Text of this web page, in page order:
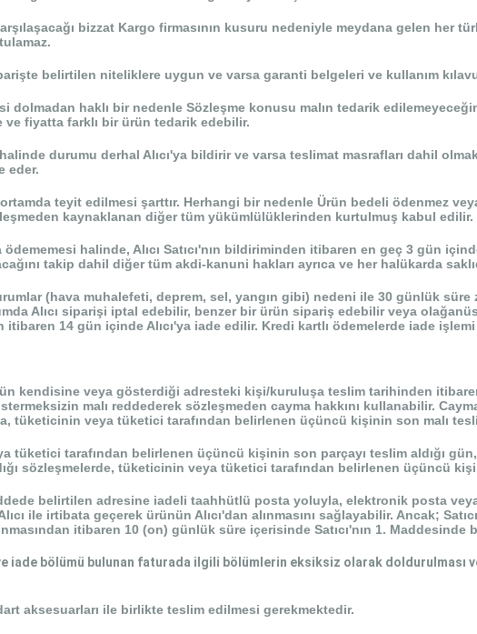
bizzat Kargo firmasının kusuru nedeniyle meydana gelen
belirtilen niteliklere uygun ve varsa garanti belgeleri ve kullanım
haklı bir nedenle Sözleşme konusu malın tedarik
ve fiyatta farklı bir ürün tedarik edebilir.
durumu derhal Alıcı'ya bildirir ve varsa teslimat masrafları dahil
eder.
teyit edilmesi şarttır. Herhangi bir nedenle Ürün bedeli ödenmez
kaynaklanan diğer tüm yükümlülüklerinden kurtulmuş kabul edilir.
halinde, Alıcı Satıcı'nın bildiriminden itibaren en geç 3 gün
takip dahil diğer tüm akdi-kanuni hakları ayrıca ve her halükarda
(hava muhalefeti, deprem, sel, yangın gibi) nedeni ile 30 günlük
Alıcı siparişi iptal edebilir, benzer bir ürün sipariş edebilir veya
14 gün içinde Alıcı'ya iade edilir. Kredi kartlı ödemelerde iade işlemi
kendisine veya gösterdiği adresteki kişi/kuruluşa teslim tarihinden
malı reddederek sözleşmeden cayma hakkını kullanabilir.
tüketicinin veya tüketici tarafından belirlenen üçüncü kişinin son malı
tüketici tarafından belirlenen üçüncü kişinin son parçayı teslim aldığı gün,
sözleşmelerde, tüketicinin veya tüketici tarafından belirlenen üçüncü
belirtilen adresine iadeli taahhütlü posta yoluyla, elektronik posta
ile irtibata geçerek ürünün Alıcı'dan alınmasını sağlayabilir. Ancak;
itibaren 10 (on) günlük süre içerisinde Satıcı'nın 1.
iade bölümü bulunan faturada ilgili bölümlerin eksiksiz olarak doldurulması
aksesuarları ile birlikte teslim edilmesi gerekmektedir.